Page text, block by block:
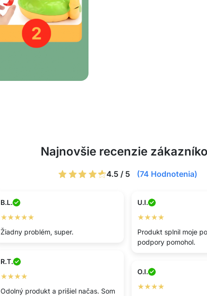
Najnovšie recenzie
4.5 / 5 (74 Hodnotenia)
B.L.
★★★★★
Žiadny problém, super.
U.I.
★★★★
Produkt splnil moje
podpory pomohol.
R.T.
★★★★
Odolný produkt a prišiel načas. Som
O.I.
★★★★